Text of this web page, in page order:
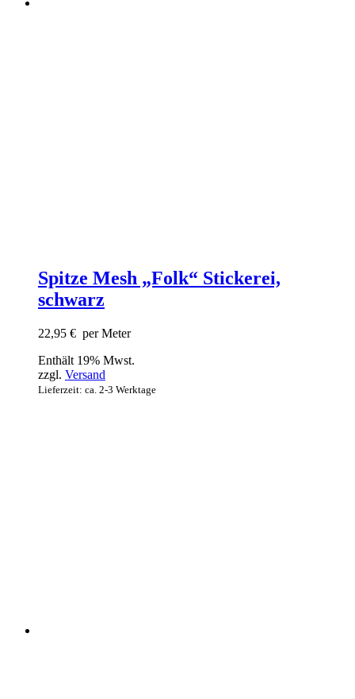
Spitze Mesh „Folk“ Stickerei,
schwarz
22,95 € per Meter
Enthält 19% Mwst.
zzgl. Versand
Lieferzeit: ca. 2-3 Werktage